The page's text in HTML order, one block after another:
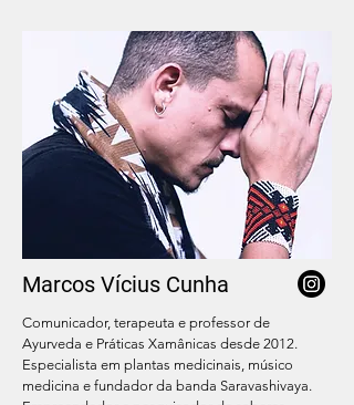
Marcos Vícius Cunha
Comunicador, terapeuta e professor de
Ayurveda e Práticas Xamânicas desde 2012.
Especialista em plantas medicinais, músico
medicina e fundador da banda Saravashivaya.